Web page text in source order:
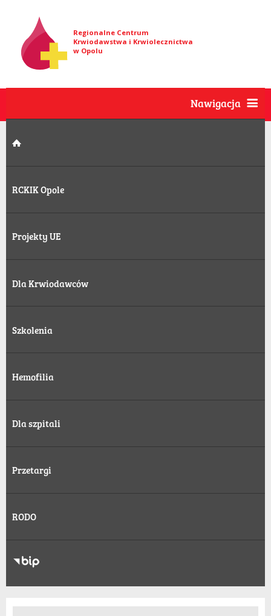
Regionalne Centrum
Krwiodawstwa i Krwiolecznictwa
w Opolu
Nawigacja
RCKIK Opole
Projekty UE
Dla Krwiodawców
Szkolenia
Hemofilia
Dla szpitali
Przetargi
RODO
RODO